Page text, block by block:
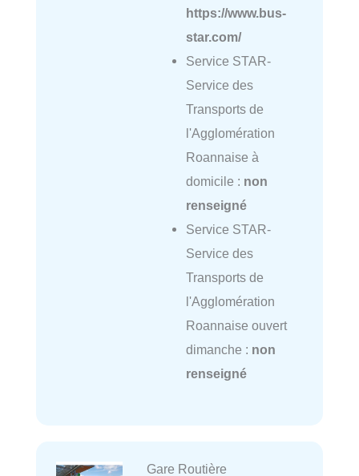
https://www.bus-
star.com/
Service STAR-
Service des
Transports de
l'Agglomération
Roannaise à
domicile : non
renseigné
Service STAR-
Service des
Transports de
l'Agglomération
Roannaise ouvert
dimanche : non
renseigné
Gare Routière